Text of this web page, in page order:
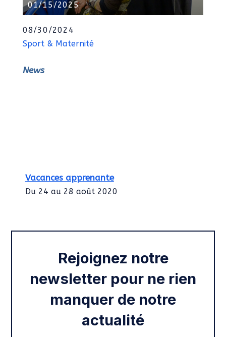
01/15/2025
08/30/2024
Sport & Maternité
News
Vacances apprenante
Du 24 au 28 août 2020
Rentrée 2020
Rejoignez notre
newsletter pour ne rien
manquer de notre
actualité